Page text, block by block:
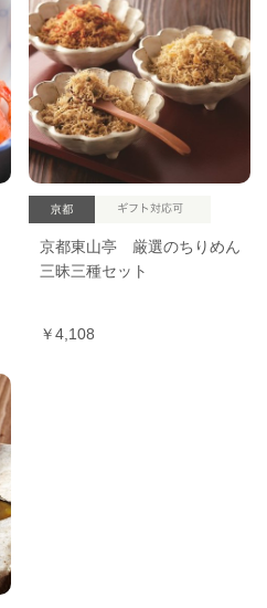
京都東山亭 厳選のちりめん
三昧三種セット
￥4,108